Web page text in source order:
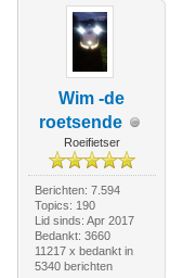
Wim -de
roetsende
Roeifietser
Berichten: 7.594
Topics: 190
Lid sinds: Apr 2017
Bedankt: 3660
11217 x bedankt in
5340 berichten